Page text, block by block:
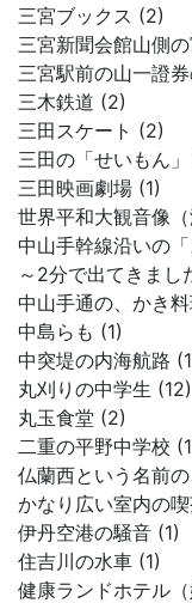
三宮ブックス (2)
三宮新聞会館山側
三宮駅前の山一證
三木鉄道 (2)
三田スケート (2)
三田の「せいもん」
三田映画劇場 (1)
世界平和大観音像
中山手幹線沿いの
～2分で出てきまし
中山手通の、かき
中島らも (1)
中突堤の内海航路
丸刈りの中学生 (12)
丸玉食堂 (2)
二重の平野中学校
仏蘭西という名前
かなり広い室内の
伊丹空港の騒音 (1)
住吉川の水車 (1)
健康ランドホテル